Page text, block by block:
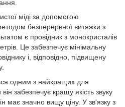
міді за допомогою
безперервної витяжки з
є провідник з монокристалів
Це забезпечує мінімальну
і, відповідно, підвищену
одним з найкращих для
забезпечує кращу якість звуку
має значно вищу ціну. У зв'язку з